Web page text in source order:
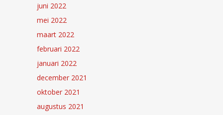
juni 2022
mei 2022
maart 2022
februari 2022
januari 2022
december 2021
oktober 2021
augustus 2021